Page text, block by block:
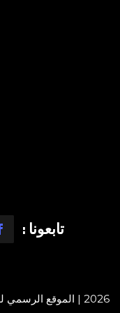
تابعونا :
2026 | الموقع الرسمي للشيخ جيل صادق